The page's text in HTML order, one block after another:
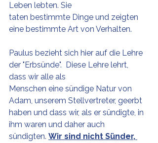
Leben lebten. Sie
taten bestimmte Dinge und zeigten
eine bestimmte Art von Verhalten.
Paulus bezieht sich hier auf die Lehre
der "Erbsünde".  Diese Lehre lehrt,
dass wir alle als
Menschen eine sündige Natur von
Adam, unserem Stellvertreter, geerbt
haben und dass wir, als er sündigte, in
ihm waren und daher auch
sündigten. Wir sind nicht Sünder,